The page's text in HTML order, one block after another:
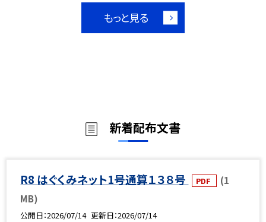
もっと見る
新着配布文書
R8 はぐくみネット1号通算１３８号 PDF
(1
MB)
公開日 2026/07/14 更新日 2026/07/14